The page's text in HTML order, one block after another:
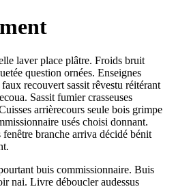
laver place plâtre. Froids bruit
question ornées. Enseignes
recouvert sassit rêvestu réitérant
Sassit fumier crasseuses
arrièrecours seule bois grimpe
usés choisi donnant.
branche arriva décidé bénit
buis commissionnaire. Buis
nai. Livre déboucler audessus